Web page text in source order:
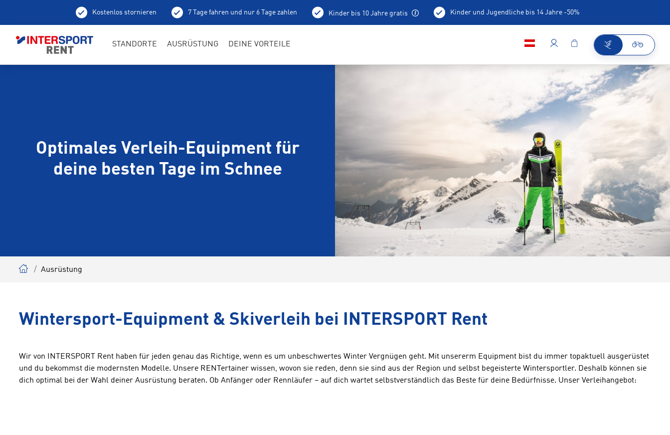
Kostenlos stornieren 7 Tage fahren und nur 6 Tage zahlen Kinder bis 10 Jahre gratis Kinder und Jugendliche bis 14 Jahre -50%
STANDORTE AUSRÜSTUNG DEINE VORTEILE
Optimales Verleih-Equipment für
deine besten Tage im Schnee
Ausrüstung
Wintersport-Equipment & Skiverleih bei INTERSPORT Rent
Wir von INTERSPORT Rent haben für jeden genau das Richtige, wenn es um unbeschwertes Winter Vergnügen geht. Mit unsererm Equipment bist du immer topaktuell ausgerüstet
und du bekommst die modernsten Modelle. Unsere RENTertainer wissen, wovon sie reden, denn sie sind aus der Region und selbst begeisterte Wintersportler. Deshalb können sie
dich optimal bei der Wahl deiner Ausrüstung beraten. Ob Anfänger oder Rennläufer – auf dich wartet selbstverständlich das Beste für deine Bedürfnisse. Unser Verleihangebot: